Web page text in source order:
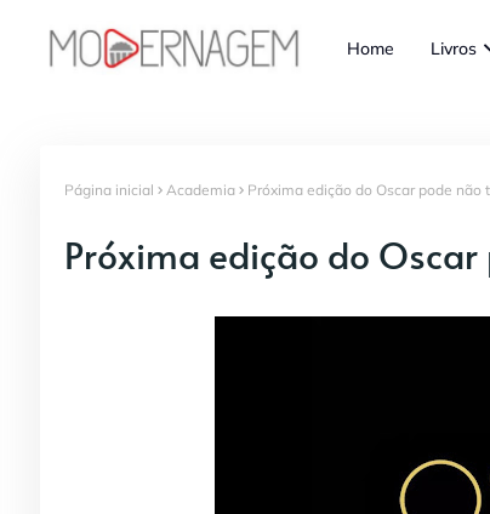
Home Livros
Página inicial Academia Próxima edição do Oscar pode não
Próxima edição do